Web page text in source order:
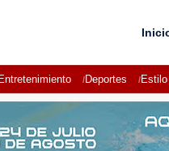
Entretenimiento Deportes Estilo